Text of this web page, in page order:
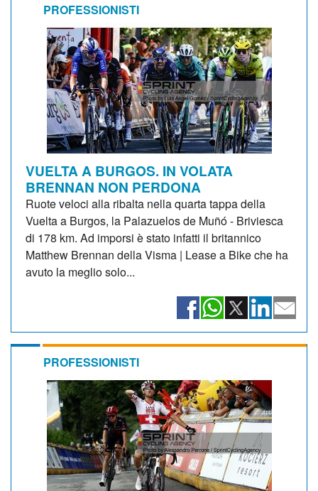
PROFESSIONISTI
VUELTA A BURGOS. IN VOLATA
BRENNAN NON PERDONA
Ruote veloci alla ribalta nella quarta tappa della
Vuelta a Burgos, la Palazuelos de Muñó - Briviesca
di 178 km. Ad imporsi è stato infatti il britannico
Matthew Brennan della Visma | Lease a Bike che ha
avuto la meglio solo...
PROFESSIONISTI